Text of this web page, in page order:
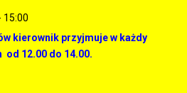
15:00
kierownik przyjmuje w każdy
od 12.00 do 14.00.